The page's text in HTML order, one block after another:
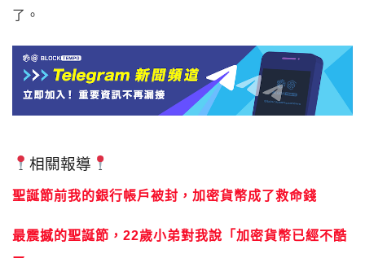
了。
相關報導
聖誕節前我的銀行帳戶被封，加密貨幣成了救命錢
最震撼的聖誕節，22歲小弟對我說「加密貨幣已經不酷